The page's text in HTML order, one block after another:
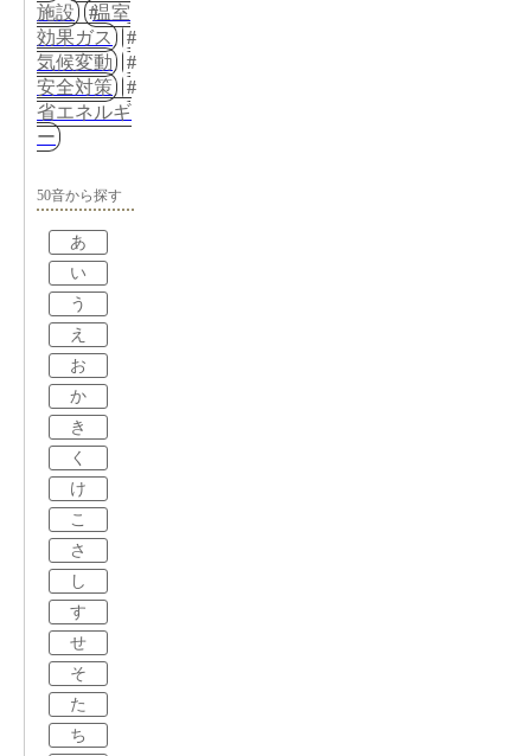
施設
温室
効果ガス
気候変動
安全対策
省エネルギ
ー
50音から探す
あ
い
う
え
お
か
き
く
け
こ
さ
し
す
せ
そ
た
ち